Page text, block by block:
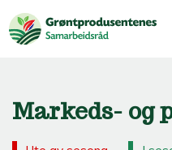
Markeds- og